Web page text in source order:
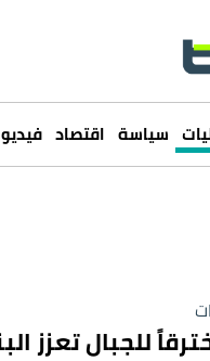
سياسة اقتصاد فيديو
للجبال تعزز